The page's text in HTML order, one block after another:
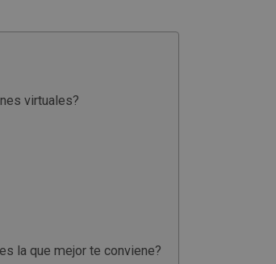
virtuales?
la que mejor te conviene?